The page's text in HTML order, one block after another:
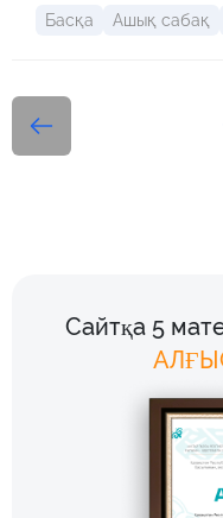
Басқа Ашық сабақ
Сайтқа 5